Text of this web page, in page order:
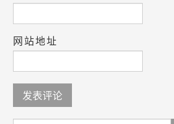
网站地址